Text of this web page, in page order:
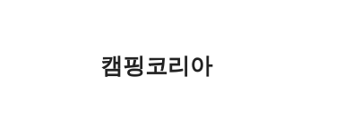
캠핑코리아